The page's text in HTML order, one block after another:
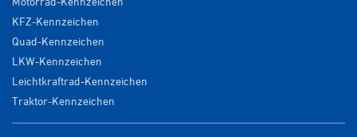
KFZ-Kennzeichen
Quad-Kennzeichen
LKW-Kennzeichen
Leichtkraftrad-Kennzeichen
Traktor-Kennzeichen